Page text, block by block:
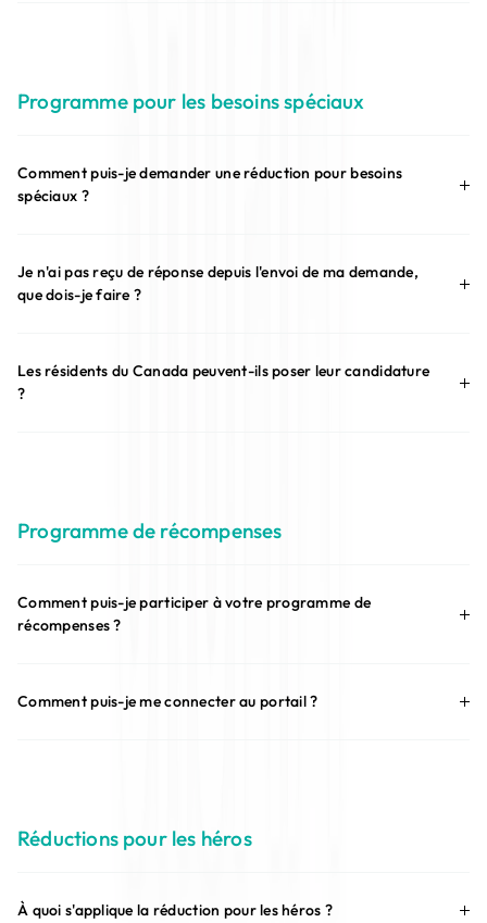
Programme pour les besoins spéciaux
Comment puis-je demander une réduction pour besoins
spéciaux ?
Je n'ai pas reçu de réponse depuis l'envoi de ma demande,
que dois-je faire ?
Les résidents du Canada peuvent-ils poser leur candidature
?
Programme de récompenses
Comment puis-je participer à votre programme de
récompenses ?
Comment puis-je me connecter au portail ?
Réductions pour les héros
À quoi s'applique la réduction pour les héros ?